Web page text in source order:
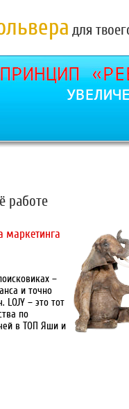
для
работе
маркетинга
–
и точно
LOJY – это тот
по
в ТОП Яши и